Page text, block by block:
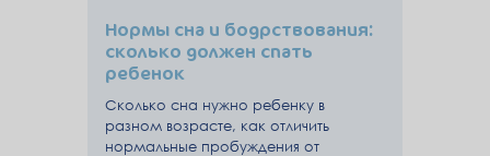
Нормы сна и бодрствования:
сколько должен спать
ребенок
Сколько сна нужно ребенку в
разном возрасте, как отличить
нормальные пробуждения от